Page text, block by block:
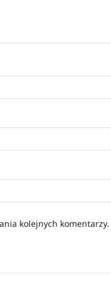
kolejnych komentarzy.